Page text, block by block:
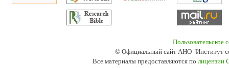
Пользовательское
© Официальный сайт АНО "Институт
Все материалы предоставляются по лицензии